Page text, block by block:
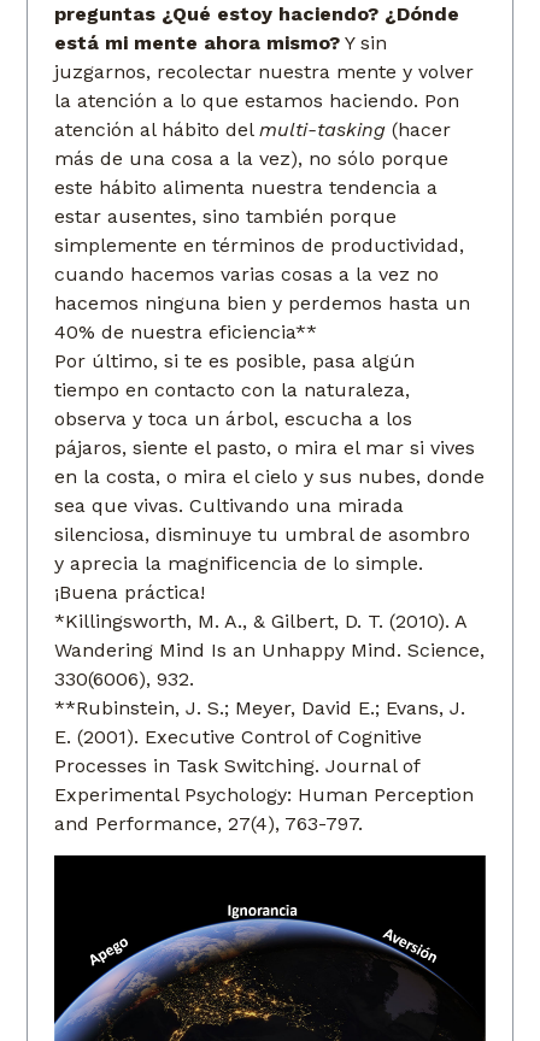
preguntas ¿Qué estoy haciendo? ¿Dónde
está mi mente ahora mismo? Y sin
juzgarnos, recolectar nuestra mente y volver
la atención a lo que estamos haciendo. Pon
atención al hábito delmulti-tasking (hacer
más de una cosa a la vez), no sólo porque
este hábito alimenta nuestra tendencia a
estar ausentes, sino también porque
simplemente en términos de productividad,
cuando hacemos varias cosas a la vez no
hacemos ninguna bien y perdemos hasta un
40% de nuestra eficiencia**
Por último, si te es posible, pasa algún
tiempo en contacto con la naturaleza,
observa y toca un árbol, escucha a los
pájaros, siente el pasto, o mira el mar si vives
en la costa, o mira el cielo y sus nubes, donde
sea que vivas. Cultivando una mirada
silenciosa, disminuye tu umbral de asombro
y aprecia la magnificencia de lo simple.
¡Buena práctica!
*Killingsworth, M. A., & Gilbert, D. T. (2010). A
Wandering Mind Is an Unhappy Mind. Science,
330(6006), 932.
**Rubinstein, J. S.; Meyer, David E.; Evans, J.
E. (2001). Executive Control of Cognitive
Processes in Task Switching. Journal of
Experimental Psychology: Human Perception
and Performance, 27(4), 763-797.